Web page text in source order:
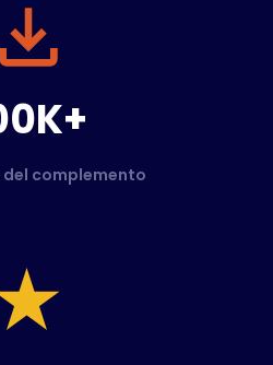
complemento